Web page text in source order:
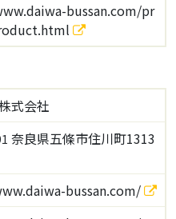
bussan.com/pr
式会社
奈良県五條市住川町1313
bussan.com/